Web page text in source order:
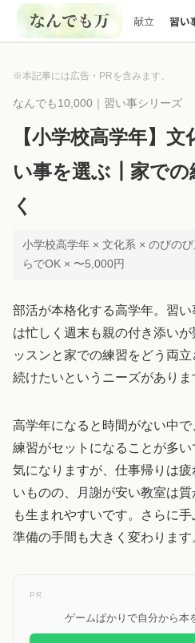
献立 習い
※本記事には広告・PRを含みます。
なんでも10,000｜習い事シリーズ
【小学校高学年】
い事を選ぶ┃家での
く
小学校高学年 × 文化系 × のびの
らでOK × 〜5,000円
部活が本格化する高学年。習
は忙しく週末も親の付き添い
ッスンと家での練習をどう両
続けたいというニーズがありま
高学年になると時間がない中
練習がセットになることが多
気になりますが、仕事帰りは
いものの、月謝が安い教室は
も生まれやすいです。さらに手
準備の手間も大きく変わります
PR
ゲームばかりで自分から本